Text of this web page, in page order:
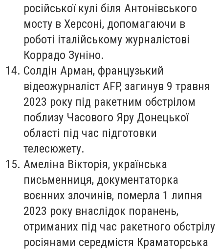
російської кулі біля Антонівського
мосту в Херсоні, допомагаючи в
роботі італійському журналістові
Коррадо Зуніно.
Солдін Арман, французький
відеожурналіст AFP, загинув 9 травня
2023 року під ракетним обстрілом
поблизу Часового Яру Донецької
області під час підготовки
телесюжету.
Амеліна Вікторія, українська
письменниця, документаторка
воєнних злочинів, померла 1 липня
2023 року внаслідок поранень,
отриманих під час ракетного обстрілу
росіянами середмістя Краматорська